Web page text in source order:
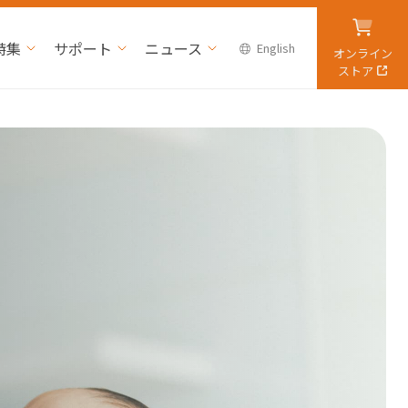
集 サポート ニュース English
オンライン
ストア